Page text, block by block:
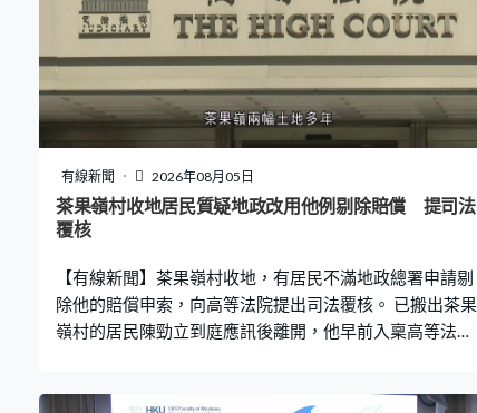
有線新聞 2026年08月05日
茶果嶺村收地居民質疑地政改用他例剔除賠償 提司法
覆核
【有線新聞】茶果嶺村收地，有居民不滿地政總署申請剔
除他的賠償申索，向高等法院提出司法覆核。 已搬出茶果
嶺村的居民陳勁立到庭應訊後離開，他早前入稟高等法